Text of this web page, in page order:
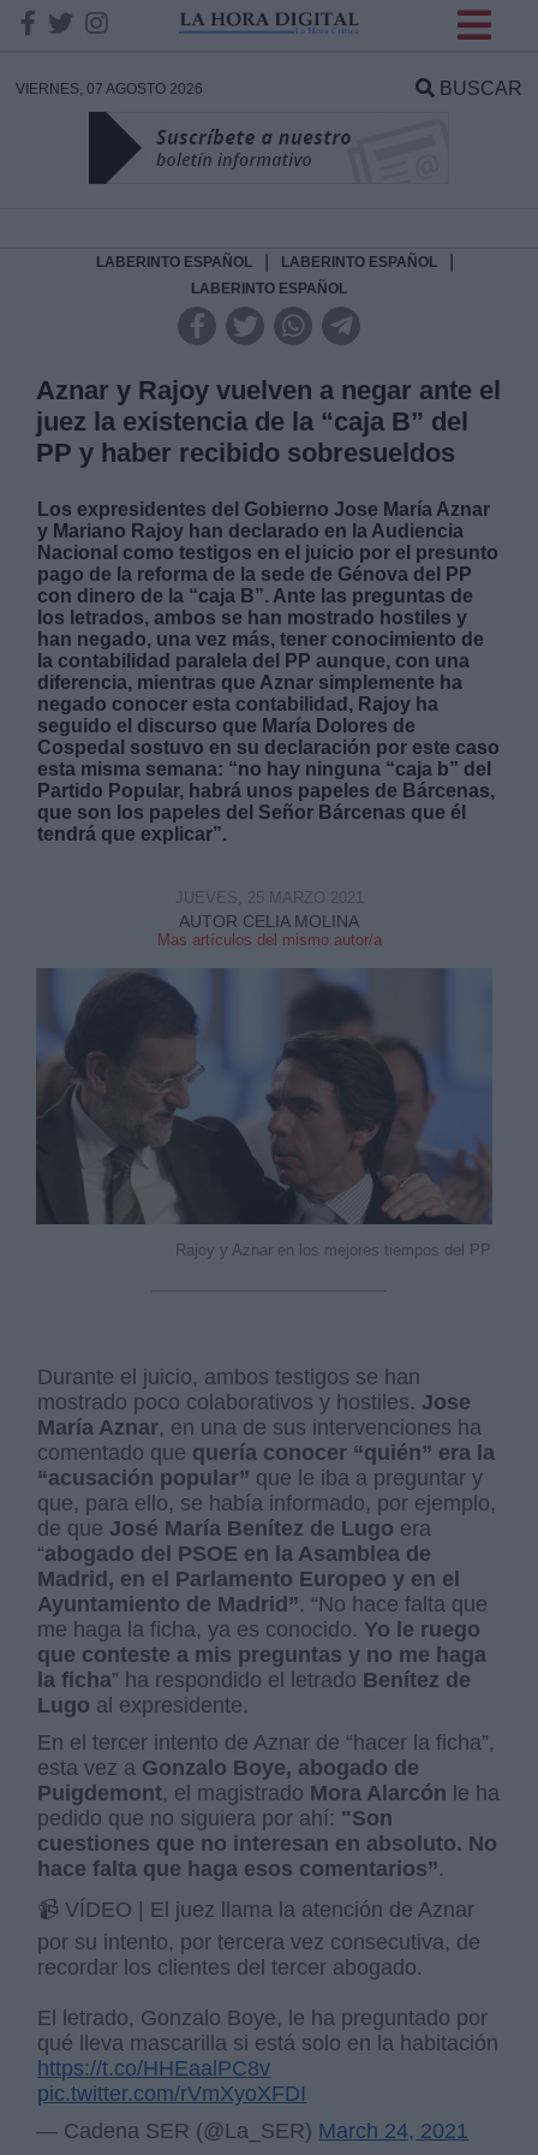
VIERNES, 07 AGOSTO 2026 BUSCAR
LABERINTO ESPAÑOL LABERINTO ESPAÑOL
LABERINTO ESPAÑOL
Aznar y Rajoy vuelven a negar ante el
juez la existencia de la “caja B” del
PP y haber recibido sobresueldos
Los expresidentes del Gobierno Jose María Aznar
y Mariano Rajoy han declarado en la Audiencia
Nacional como testigos en el juicio por el presunto
pago de la reforma de la sede de Génova del PP
con dinero de la “caja B”. Ante las preguntas de
los letrados, ambos se han mostrado hostiles y
han negado, una vez más, tener conocimiento de
la contabilidad paralela del PP aunque, con una
diferencia, mientras que Aznar simplemente ha
negado conocer esta contabilidad, Rajoy ha
seguido el discurso que María Dolores de
Cospedal sostuvo en su declaración por este caso
esta misma semana: “no hay ninguna “caja b” del
Partido Popular, habrá unos papeles de Bárcenas,
que son los papeles del Señor Bárcenas que él
tendrá que explicar”.
AUTOR CELIA MOLINA
Mas artículos del mismo autor/a
JUEVES, 25 MARZO 2021
Rajoy y Aznar en los mejores tiempos del PP
Durante el juicio, ambos testigos se han
mostrado poco colaborativos y hostiles. Jose
María Aznar, en una de sus intervenciones ha
comentado que quería conocer “quién” era la
“acusación popular” que le iba a preguntar y
que, para ello, se había informado, por ejemplo,
de que José María Benítez de Lugo era
“abogado del PSOE en la Asamblea de
Madrid, en el Parlamento Europeo y en el
Ayuntamiento de Madrid”. “No hace falta que
me haga la ficha, ya es conocido. Yo le ruego
que conteste a mis preguntas y no me haga
la ficha” ha respondido el letrado Benítez de
Lugo al expresidente.
En el tercer intento de Aznar de “hacer la ficha”,
esta vez a Gonzalo Boye, abogado de
Puigdemont, el magistrado Mora Alarcón le ha
pedido que no siguiera por ahí: "Son
cuestiones que no interesan en absoluto. No
hace falta que haga esos comentarios”.
📹 VÍDEO | El juez llama la atención de Aznar
por su intento, por tercera vez consecutiva, de
recordar los clientes del tercer abogado.
El letrado, Gonzalo Boye, le ha preguntado por
qué lleva mascarilla si está solo en la habitación
https://t.co/HHEaalPC8v
pic.twitter.com/rVmXyoXFDI
— Cadena SER (@La_SER) March 24, 2021
DATOS
Responsable:
Legitimación:
Derechos:
link
Información adicional
link